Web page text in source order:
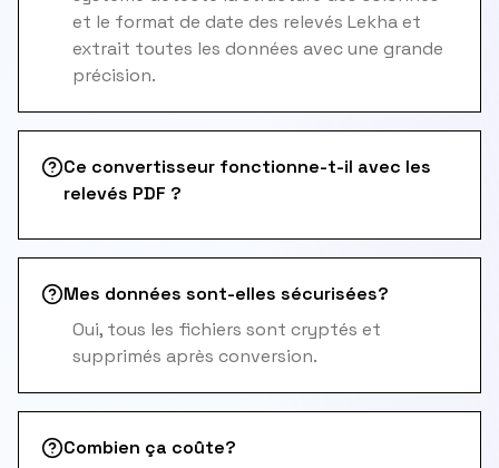
et le format de date des relevés Lekha et
extrait toutes les données avec une grande
précision.
Ce convertisseur fonctionne-t-il avec les
relevés PDF ?
Mes données sont-elles sécurisées?
Oui, tous les fichiers sont cryptés et
supprimés après conversion.
Combien ça coûte?